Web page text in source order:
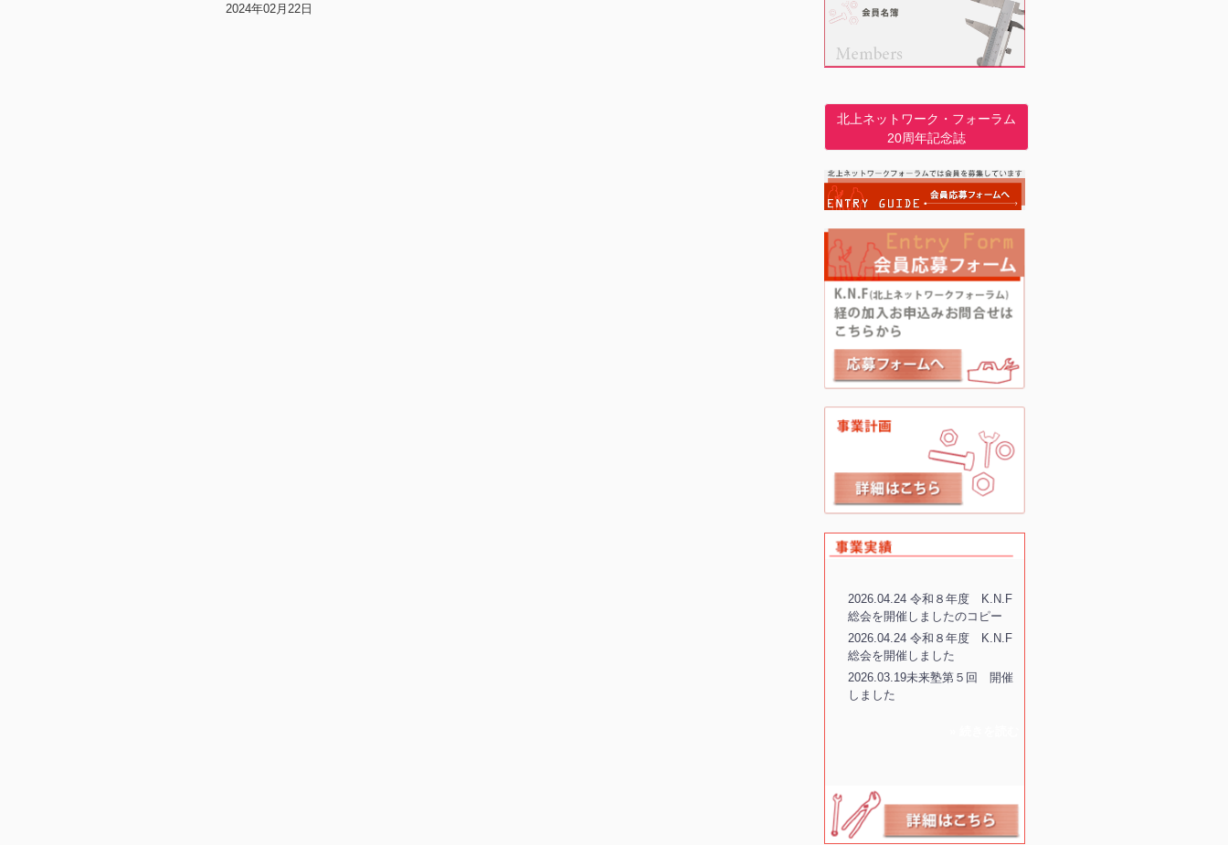
2024年02月22日
北上ネットワーク・フォーラム
20周年記念誌
2026.04.24 令和８年度 K.N.F
総会を開催しましたのコピー
2026.04.24 令和８年度 K.N.F
総会を開催しました
2026.03.19未来塾第５回 開催
しました